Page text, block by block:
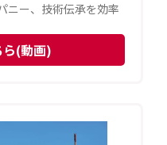
ニー、技術伝承を効率
(動画)